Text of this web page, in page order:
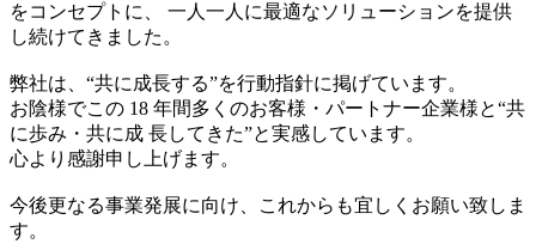
をコンセプトに、 一人一人に最適なソリューションを提供
し続けてきました。
弊社は、“共に成長する”を行動指針に掲げています。
お陰様でこの 18 年間多くのお客様・パートナー企業様と“共
に歩み・共に成 長してきた”と実感しています。
心より感謝申し上げます。
今後更なる事業発展に向け、これからも宜しくお願い致しま
す。